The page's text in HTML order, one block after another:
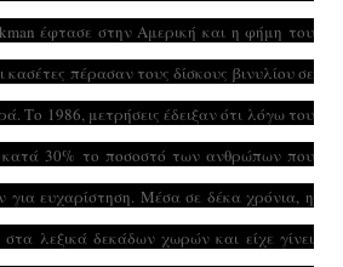
έφτασε στην Αμερική και η φήμη του
κασέτες πέρασαν τους δίσκους βινυλίου σε
Το 1986, μετρήσεις έδειξαν ότι λόγω του
κατά 30% το ποσοστό των ανθρώπων που
για ευχαρίστηση. Μέσα σε δέκα χρόνια, η
στα λεξικά δεκάδων χωρών και είχε γίνει